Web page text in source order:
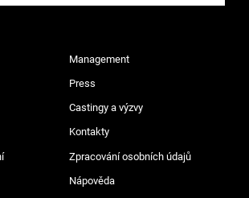
Management
Press
Castingy a výzvy
Kontakty
Zpracování osobních údajů
Nápověda